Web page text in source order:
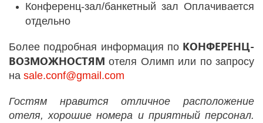
Конференц-зал/банкетный зал Оплачивается
отдельно
Более подробная информация по КОНФЕРЕНЦ-
ВОЗМОЖНОСТЯМотеля Олимп или по запросу
на sale.conf@gmail.com
Гостям нравится отличное расположение
отеля, хорошие номера и приятный персонал.